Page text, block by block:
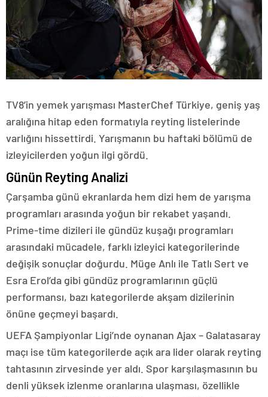
TV8’in yemek yarışması MasterChef Türkiye, geniş yaş
aralığına hitap eden formatıyla reyting listelerinde
varlığını hissettirdi. Yarışmanın bu haftaki bölümü de
izleyicilerden yoğun ilgi gördü.
Günün Reyting Analizi
Çarşamba günü ekranlarda hem dizi hem de yarışma
programları arasında yoğun bir rekabet yaşandı.
Prime-time dizileri ile gündüz kuşağı programları
arasındaki mücadele, farklı izleyici kategorilerinde
değişik sonuçlar doğurdu. Müge Anlı ile Tatlı Sert ve
Esra Erol’da gibi gündüz programlarının güçlü
performansı, bazı kategorilerde akşam dizilerinin
önüne geçmeyi başardı.
UEFA Şampiyonlar Ligi’nde oynanan Ajax – Galatasaray
maçı ise tüm kategorilerde açık ara lider olarak reyting
tahtasının zirvesinde yer aldı. Spor karşılaşmasının bu
denli yüksek izlenme oranlarına ulaşması, özellikle